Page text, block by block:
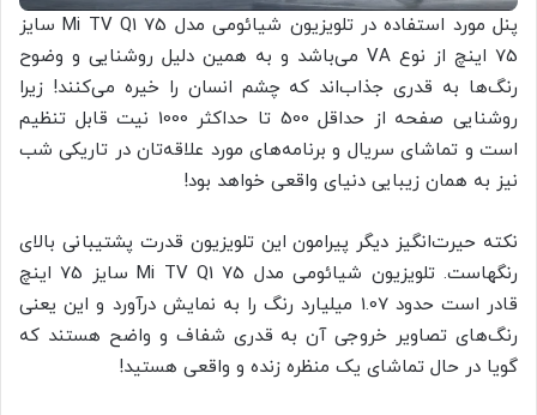
پنل مورد استفاده در تلویزیون شیائومی مدل Mi TV Q1 75 سایز
75 اینچ از نوع VA می‌باشد و به همین دلیل روشنایی و وضوح
رنگ‌ها به قدری جذاب‌اند که چشم انسان را خیره می‌کنند! زیرا
روشنایی صفحه از حداقل 500 تا حداکثر 1000 نیت قابل تنظیم
است و تماشای سریال و برنامه‌های مورد علاقه‌تان در تاریکی شب
نیز به همان زیبایی دنیای واقعی خواهد بود!
نکته حیرت‌انگیز دیگر پیرامون این تلویزیون قدرت پشتیبانی بالای
رنگهاست. تلویزیون شیائومی مدل Mi TV Q1 75 سایز 75 اینچ
قادر است حدود 1.07 میلیارد رنگ را به نمایش درآورد و این یعنی
رنگ‌های تصاویر خروجی آن به قدری شفاف و واضح هستند که
گویا در حال تماشای یک منظره زنده و واقعی هستید!